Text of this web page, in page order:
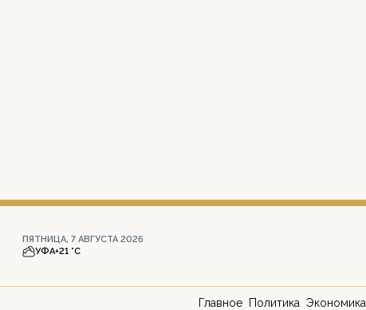
ПЯТНИЦА, 7 АВГУСТА 2026
УФА+21 °С
Главное Политика Экономика